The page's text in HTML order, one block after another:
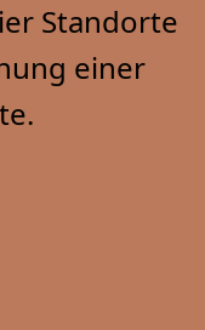
Standorte
einer